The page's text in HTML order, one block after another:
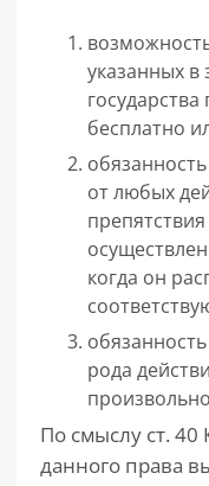
указанных в
бесплатно
от любых
когда он
рода
По смыслу ст.
данного права